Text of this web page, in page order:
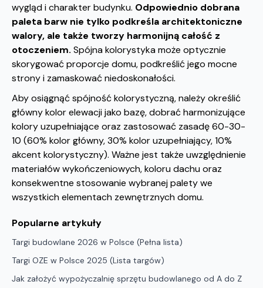
wygląd i charakter budynku. Odpowiednio dobrana
paleta barw nie tylko podkreśla architektoniczne
walory, ale także tworzy harmonijną całość z
otoczeniem. Spójna kolorystyka może optycznie
skorygować proporcje domu, podkreślić jego mocne
strony i zamaskować niedoskonałości.
Aby osiągnąć spójność kolorystyczną, należy określić
główny kolor elewacji jako bazę, dobrać harmonizujące
kolory uzupełniające oraz zastosować zasadę 60-30-
10 (60% kolor główny, 30% kolor uzupełniający, 10%
akcent kolorystyczny). Ważne jest także uwzględnienie
materiałów wykończeniowych, koloru dachu oraz
konsekwentne stosowanie wybranej palety we
wszystkich elementach zewnętrznych domu.
Popularne artykuły
Targi budowlane 2026 w Polsce (Pełna lista)
Targi OZE w Polsce 2025 (Lista targów)
Jak założyć wypożyczalnię sprzętu budowlanego od A do Z